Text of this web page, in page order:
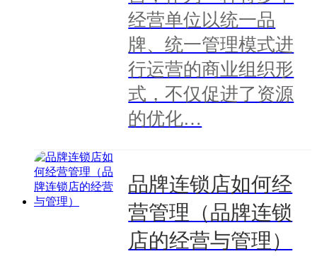
经营单位以统一品
牌、统一管理模式进
行运营的商业组织形
式，不仅促进了资源
的优化…
品牌连锁店如何经
营管理（品牌连锁
店的经营与管理）